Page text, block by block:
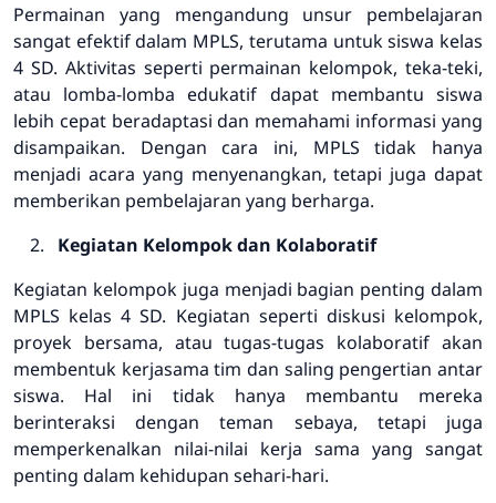
Permainan yang mengandung unsur pembelajaran
sangat efektif dalam MPLS, terutama untuk siswa kelas
4 SD. Aktivitas seperti permainan kelompok, teka-teki,
atau lomba-lomba edukatif dapat membantu siswa
lebih cepat beradaptasi dan memahami informasi yang
disampaikan. Dengan cara ini, MPLS tidak hanya
menjadi acara yang menyenangkan, tetapi juga dapat
memberikan pembelajaran yang berharga.
Kegiatan Kelompok dan Kolaboratif
Kegiatan kelompok juga menjadi bagian penting dalam
MPLS kelas 4 SD. Kegiatan seperti diskusi kelompok,
proyek bersama, atau tugas-tugas kolaboratif akan
membentuk kerjasama tim dan saling pengertian antar
siswa. Hal ini tidak hanya membantu mereka
berinteraksi dengan teman sebaya, tetapi juga
memperkenalkan nilai-nilai kerja sama yang sangat
penting dalam kehidupan sehari-hari.